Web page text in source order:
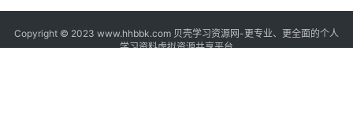
Copyright © 2023 www.hhbbk.com 贝壳学习资源网-更专业、更全面的个人
学习资料虚拟资源共享平台